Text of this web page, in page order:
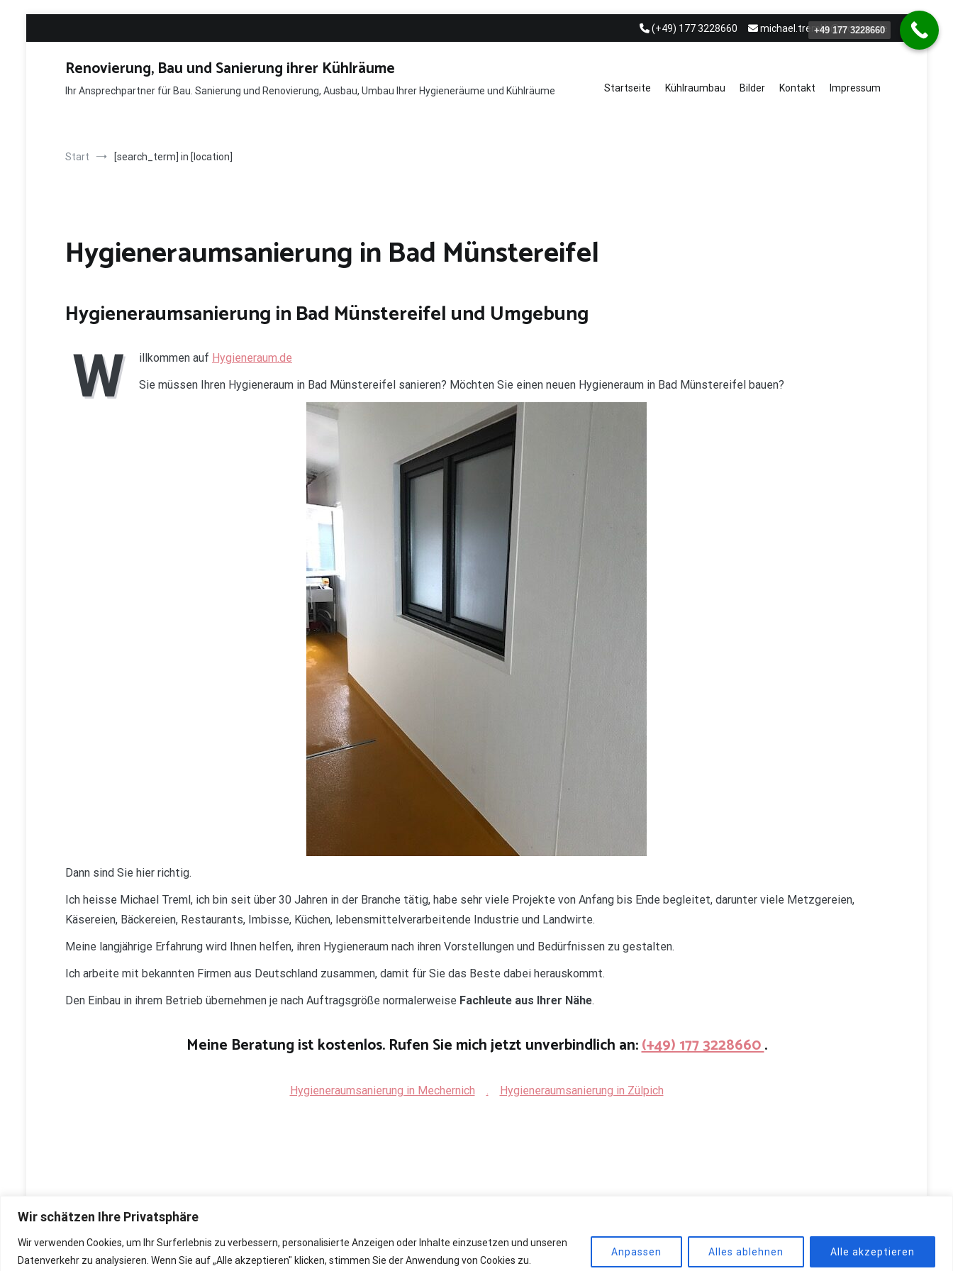
Wir schätzen Ihre Privatsphäre
Wir verwenden Cookies, um Ihr Surferlebnis zu verbessern, personalisierte Anzeigen oder Inhalte einzusetzen und unseren
Datenverkehr zu analysieren. Wenn Sie auf „Alle akzeptieren" klicken, stimmen Sie der Anwendung von Cookies zu.
Anpassen Alles ablehnen Alle akzeptieren
(+49) 177 3228660 michael.treml.b@t-online.de
Renovierung, Bau und Sanierung ihrer Kühlräume
Ihr Ansprechpartner für Bau. Sanierung und Renovierung, Ausbau, Umbau Ihrer Hygieneräume und Kühlräume Startseite Kühlraumbau Bilder Kontakt Impressum
Start [search_term] in [location]
Hygieneraumsanierung in Bad Münstereifel
Hygieneraumsanierung in Bad Münstereifel und Umgebung
W illkommen auf Hygieneraum.de
Sie müssen Ihren Hygieneraum in Bad Münstereifel sanieren? Möchten Sie einen neuen Hygieneraum in Bad Münstereifel bauen?
Dann sind Sie hier richtig.
Ich heisse Michael Treml, ich bin seit über 30 Jahren in der Branche tätig, habe sehr viele Projekte von Anfang bis Ende begleitet, darunter viele Metzgereien,
Käsereien, Bäckereien, Restaurants, Imbisse, Küchen, lebensmittelverarbeitende Industrie und Landwirte.
Meine langjährige Erfahrung wird Ihnen helfen, ihren Hygieneraum nach ihren Vorstellungen und Bedürfnissen zu gestalten.
Ich arbeite mit bekannten Firmen aus Deutschland zusammen, damit für Sie das Beste dabei herauskommt.
Den Einbau in ihrem Betrieb übernehmen je nach Auftragsgröße normalerweise Fachleute aus Ihrer Nähe.
Meine Beratung ist kostenlos. Rufen Sie mich jetzt unverbindlich an:(+49) 177 3228660.
Hygieneraumsanierung in Mechernich . Hygieneraumsanierung in Zülpich
Copyright © 2026Renovierung, Bau und Sanierung ihrer Kühlräume. All rights reserved. Theme:Cenoteby ThemeGrill. Powered by
+49 177 3228660